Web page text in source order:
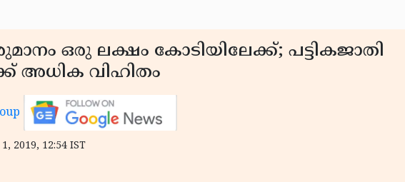
ഒരു ലക്ഷം കോടിയിലേക്ക്; പട്ടികജാതി
അധിക വിഹിതം
1, 2019, 12:54 IST